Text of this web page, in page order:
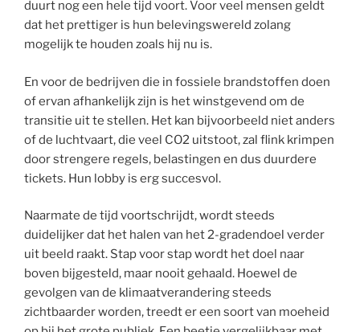
duurt nog een hele tijd voort. Voor veel mensen geldt
dat het prettiger is hun belevingswereld zolang
mogelijk te houden zoals hij nu is.
En voor de bedrijven die in fossiele brandstoffen doen
of ervan afhankelijk zijn is het winstgevend om de
transitie uit te stellen. Het kan bijvoorbeeld niet anders
of de luchtvaart, die veel CO2 uitstoot, zal flink krimpen
door strengere regels, belastingen en dus duurdere
tickets. Hun lobby is erg succesvol.
Naarmate de tijd voortschrijdt, wordt steeds
duidelijker dat het halen van het 2-gradendoel verder
uit beeld raakt. Stap voor stap wordt het doel naar
boven bijgesteld, maar nooit gehaald. Hoewel de
gevolgen van de klimaatverandering steeds
zichtbaarder worden, treedt er een soort van moeheid